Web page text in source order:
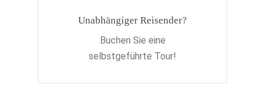
Unabhängiger Reisender?
Buchen Sie eine
selbstgeführte Tour!